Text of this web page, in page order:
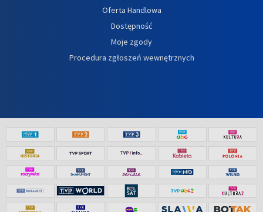
Oferta Handlowa
Dostępność
Moje zgody
Procedura zgłoszeń wewnętrznych